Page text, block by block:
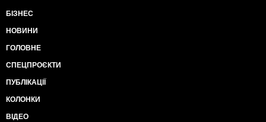
БІЗНЕС
НОВИНИ
ГОЛОВНЕ
СПЕЦПРОЄКТИ
ПУБЛІКАЦІЇ
КОЛОНКИ
ВІДЕО